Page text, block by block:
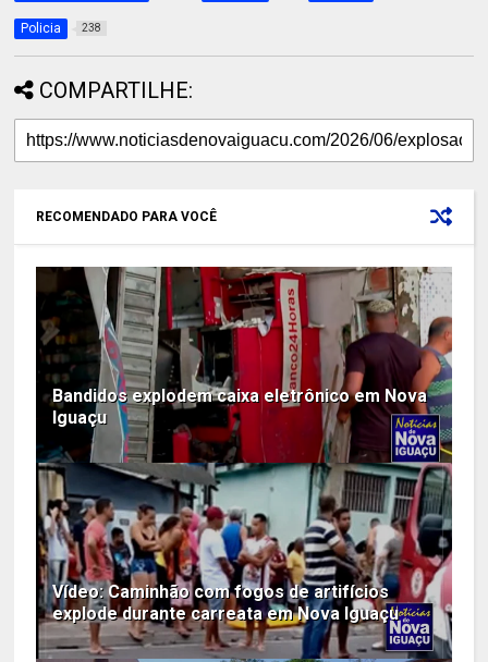
Policia 238
COMPARTILHE:
RECOMENDADO PARA VOCÊ
Bandidos explodem caixa eletrônico em Nova
Iguaçu
Vídeo: Caminhão com fogos de artifícios
explode durante carreata em Nova Iguaçu